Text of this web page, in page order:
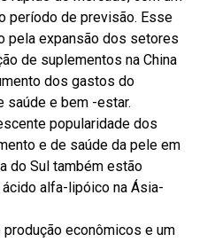
período de previsão. Esse
pela expansão dos setores
de suplementos na China
dos gastos do
saúde e bem -estar.
popularidade dos
e de saúde da pele em
do Sul também estão
alfa-lipóico na Ásia-
econômicos e um